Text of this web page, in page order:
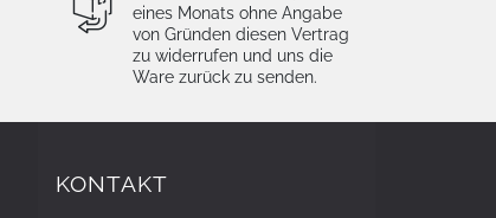
eines Monats ohne Angabe
von Gründen diesen Vertrag
zu widerrufen und uns die
Ware zurück zu senden.
KONTAKT